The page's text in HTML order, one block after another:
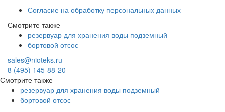
Согласие на обработку персональных данных
Смотрите также
резервуар для хранения воды подземный
бортовой отсос
sales@nioteks.ru
8 (495) 145-88-20
Смотрите также
резервуар для хранения воды подземный
бортовой отсос